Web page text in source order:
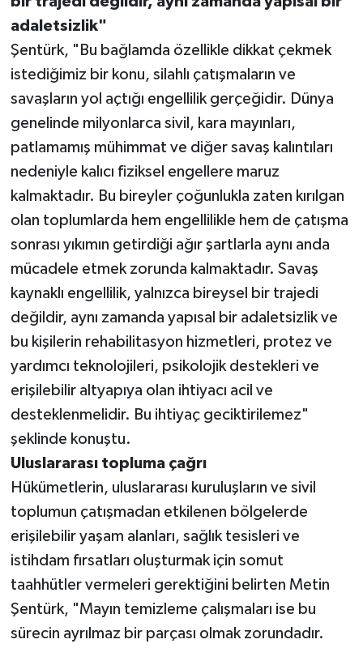
adaletsizlik"
Şentürk, "Bu bağlamda özellikle dikkat çekmek
istediğimiz bir konu, silahlı çatışmaların ve
savaşların yol açtığı engellilik gerçeğidir. Dünya
genelinde milyonlarca sivil, kara mayınları,
patlamamış mühimmat ve diğer savaş kalıntıları
nedeniyle kalıcı fiziksel engellere maruz
kalmaktadır. Bu bireyler çoğunlukla zaten kırılgan
olan toplumlarda hem engellilikle hem de çatışma
sonrası yıkımın getirdiği ağır şartlarla aynı anda
mücadele etmek zorunda kalmaktadır. Savaş
kaynaklı engellilik, yalnızca bireysel bir trajedi
değildir, aynı zamanda yapısal bir adaletsizlik ve
bu kişilerin rehabilitasyon hizmetleri, protez ve
yardımcı teknolojileri, psikolojik destekleri ve
erişilebilir altyapıya olan ihtiyacı acil ve
desteklenmelidir. Bu ihtiyaç geciktirilemez"
şeklinde konuştu.
Uluslararası topluma çağrı
Hükümetlerin, uluslararası kuruluşların ve sivil
toplumun çatışmadan etkilenen bölgelerde
erişilebilir yaşam alanları, sağlık tesisleri ve
istihdam fırsatları oluşturmak için somut
taahhütler vermeleri gerektiğini belirten Metin
Şentürk, "Mayın temizleme çalışmaları ise bu
sürecin ayrılmaz bir parçası olmak zorundadır.